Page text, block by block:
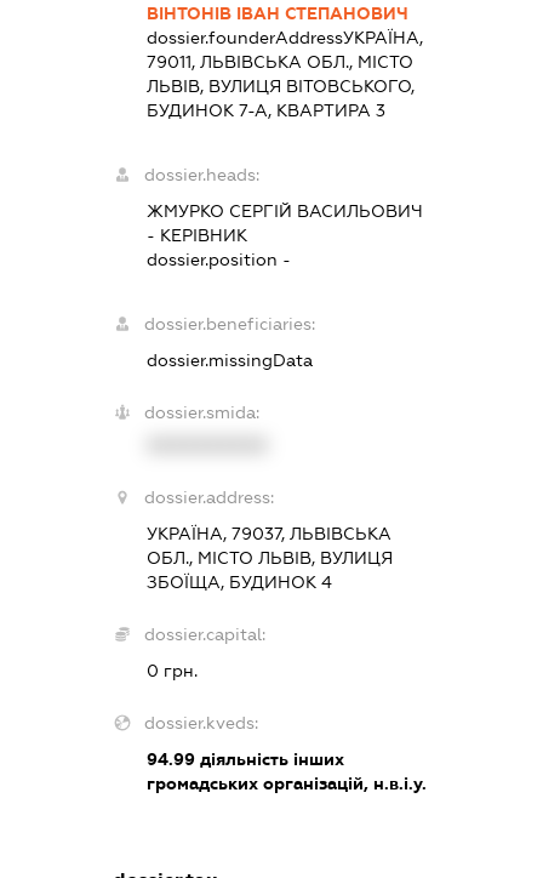
ВІНТОНІВ ІВАН СТЕПАНОВИЧ
dossier.founderAddressУКРАЇНА,
79011, ЛЬВІВСЬКА ОБЛ., МІСТО
ЛЬВІВ, ВУЛИЦЯ ВІТОВСЬКОГО,
БУДИНОК 7-А, КВАРТИРА 3
dossier.heads:
ЖМУРКО СЕРГІЙ ВАСИЛЬОВИЧ
- КЕРІВНИК
dossier.position -
dossier.beneficiaries:
dossier.missingData
dossier.smida:
dossier.address:
УКРАЇНА, 79037, ЛЬВІВСЬКА
ОБЛ., МІСТО ЛЬВІВ, ВУЛИЦЯ
ЗБОЇЩА, БУДИНОК 4
dossier.capital:
0 грн.
dossier.kveds:
94.99 діяльність інших
громадських організацій, н.в.і.у.